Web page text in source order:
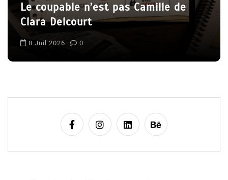
e
Le coupable n’est pas Camille de
Clara Delcourt
8 Juil 2026 0